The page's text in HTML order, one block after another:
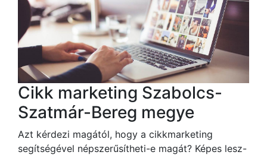
Cikk marketing Szabolcs-
Szatmár-Bereg megye
Azt kérdezi magától, hogy a cikkmarketing
segítségével népszerűsítheti-e magát? Képes lesz-